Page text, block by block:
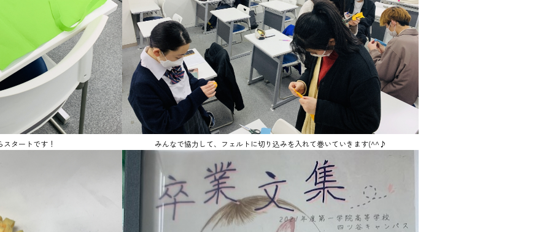
タートです！ みんなで協力して、フェルトに切り込みを入れて巻いていきます(^^♪